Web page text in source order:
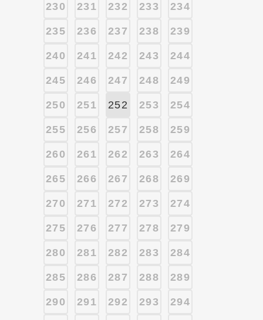
230 231 232 233 234
235 236 237 238 239
240 241 242 243 244
245 246 247 248 249
250 251 252 253 254
255 256 257 258 259
260 261 262 263 264
265 266 267 268 269
270 271 272 273 274
275 276 277 278 279
280 281 282 283 284
285 286 287 288 289
290 291 292 293 294